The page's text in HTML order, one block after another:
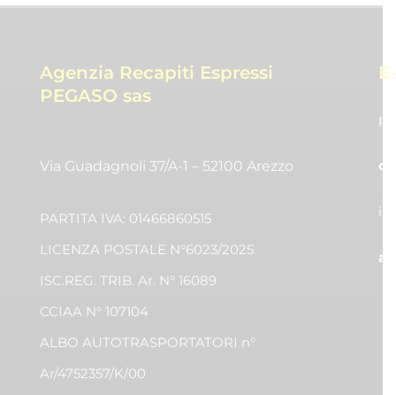
Agenzia Recapiti Espressi
PEGASO sas
Via Guadagnoli 37/A-1 – 52100 Arezzo
PARTITA IVA: 01466860515
LICENZA POSTALE N°6023/2025
ISC.REG. TRIB. Ar. N° 16089
CCIAA N° 107104
ALBO AUTOTRASPORTATORI n°
Ar/4752357/K/00